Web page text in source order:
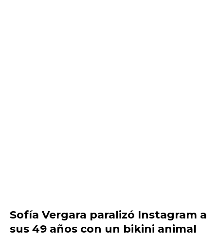
Sofía Vergara paralizó Instagram a
sus 49 años con un bikini animal